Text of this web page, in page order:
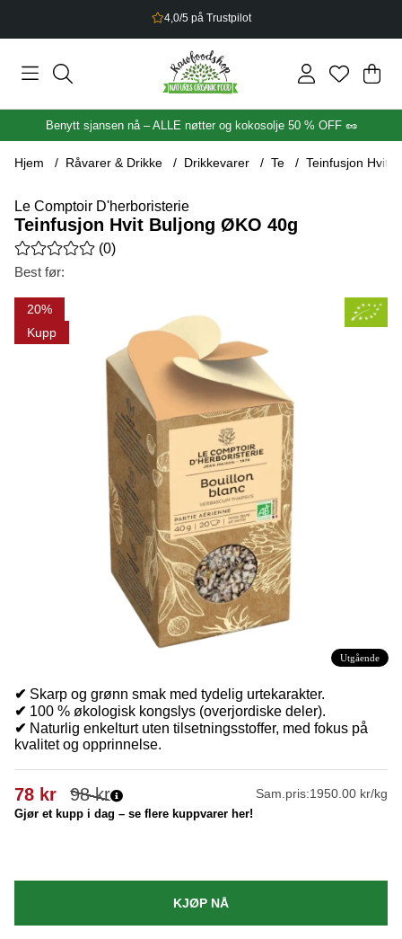
2,5% bonus på alt du handler
.
Benytt sjansen nå – ALLE nøtter og kokosolje 50 % OFF 🥜
Hjem Råvarer & Drikke Drikkevarer Te Teinfusjon Hvit
Le Comptoir D'herboristerie
Teinfusjon Hvit Buljong ØKO 40g
Gjennomsnittlig rangering 0 av 5 Antall vurderinger 0
(0)
Best før:
Utgående
20
Kupp
Produktbilder Teinfusjon Hvit Buljong ØKO 40g
✔ Skarp og grønn smak med tydelig urtekarakter.
✔ 100 % økologisk kongslys (overjordiske deler).
✔ Naturlig enkelturt uten tilsetningsstoffer, med fokus på
kvalitet og opprinnelse.
98kr
78 kr Sam.pris:1950.00 kr/kg
Gjør et kupp i dag – se flere kuppvarer her!
KJØP NÅ